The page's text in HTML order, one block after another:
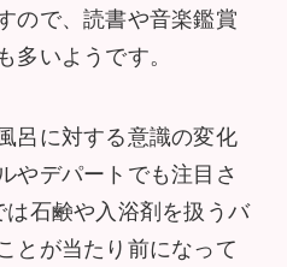
ので、読書や音楽鑑賞
多いようです。
呂に対する意識の変化
やデパートでも注目さ
石鹸や入浴剤を扱うバ
とが当たり前になって